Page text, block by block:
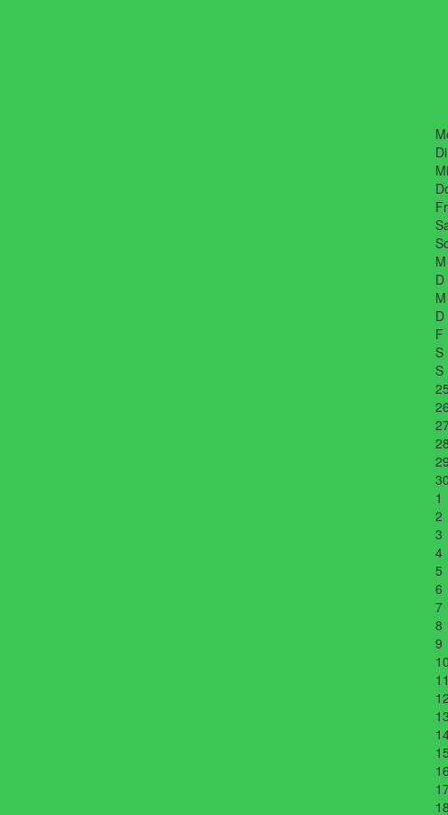
M
D
M
D
F
S
S
25
26
28
29
30
1
2
3
4
5
6
7
8
9
10
11
12
13
15
16
18